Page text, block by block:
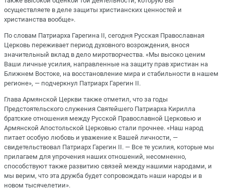
осуществляете в деле защиты христианских ценностей и
христианства вообще».
По словам Патриарха Гарегина II, сегодня Русская Православная
Церковь переживает период духовного возрождения, внося
значительный вклад в дело миротворчества. «Мы высоко ценим
Ваши личные усилия, направленные на защиту прав христиан на
Ближнем Востоке, на восстановление мира и стабильности в нашем
регионе», — подчеркнул Патриарх Гарегин II.
Глава Армянской Церкви также отметил, что за годы
Предстоятельского служения Святейшего Патриарха Кирилла
братские отношения между Русской Православной Церковью и
Армянской Апостольской Церковью стали прочнее. «Наш народ
питает особую любовь и уважение к Вашей личности, —
свидетельствовал Патриарх Гарегин II. — Все те усилия, которые мы
прилагаем для упрочения наших отношений, несомненно,
способствуют также развитию связей между нашими народами, и
мы верим, что эта дружба будет сопровождать наши народы и в
новом тысячелетии».